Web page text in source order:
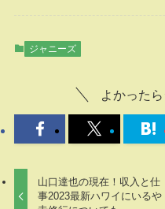
ジャニーズ
よかった
山口達也の現在！収入と仕
事2023最新ハワイにいるや